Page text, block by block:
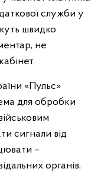
служби у
швидко
не
«Пульс»
для обробки
сигнали від
–
органів,